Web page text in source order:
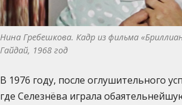
Нина Гребешкова. Кадр из фильма
Гайдай, 1968 год
В 1976 году, после оглушительного
где Селезнёва играла